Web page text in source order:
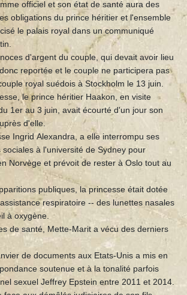
officiel et son état de santé aura des
obligations du prince héritier et l'ensemble
le palais royal dans un communiqué
d'argent du couple, qui devait avoir lieu
reportée et le couple ne participera pas
royal suédois à Stockholm le 13 juin.
le prince héritier Haakon, en visite
1er au 3 juin, avait écourté d'un jour son
d'elle.
Ingrid Alexandra, a elle interrompu ses
à l'université de Sydney pour
Norvège et prévoit de rester à Oslo tout au
publiques, la princesse était dotée
respiratoire -- des lunettes nasales
à oxygène.
de santé, Mette-Marit a vécu des derniers
de documents aux Etats-Unis a mis en
soutenue et à la tonalité parfois
sexuel Jeffrey Epstein entre 2011 et 2014.